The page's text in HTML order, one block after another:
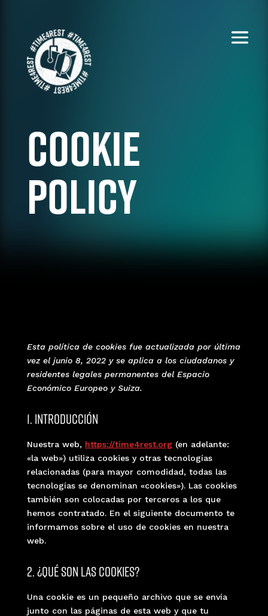
Cookie
policy
Esta política de cookies fue actualizada por última
vez el junio 8, 2022 y se aplica a los ciudadanos y
residentes legales permanentes del Espacio
Económico Europeo y Suiza.
1. Introducción
Nuestra web, https://time4rest.org(en adelante:
«la web») utiliza cookies y otras tecnologías
relacionadas (para mayor comodidad, todas las
tecnologías se denominan «cookies»). Las cookies
también son colocadas por terceros a los que
hemos contratado. En el siguiente documento te
informamos sobre el uso de cookies en nuestra
web.
2. ¿Qué son las cookies?
Una cookie es un pequeño archivo que se envía
junto con las páginas de esta web y que tu